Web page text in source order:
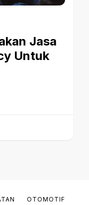
Jasa
Untuk
OTOMOTIF